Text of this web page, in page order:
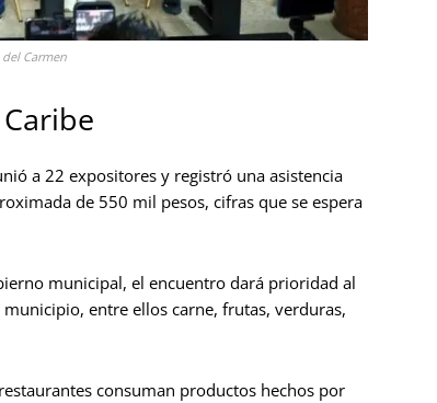
Carmen
a 22 expositores y registró una asistencia
de 550 mil pesos, cifras que se espera
municipal, el encuentro dará prioridad al
entre ellos carne, frutas, verduras,
consuman productos hechos por